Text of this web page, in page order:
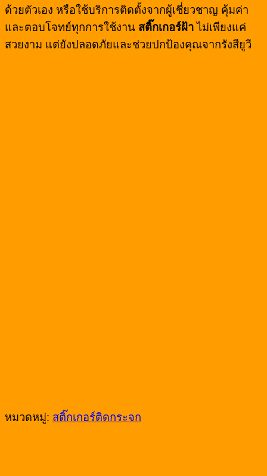
ด้วยตัวเอง หรือใช้บริการติดตั้งจากผู้เชี่ยวชาญ คุ้มค่า
และตอบโจทย์ทุกการใช้งาน สติ๊กเกอร์ฝ้าไม่เพียงแค่
สวยงาม แต่ยังปลอดภัยและช่วยปกป้องคุณจากรังสียูวี
หมวดหมู่: สติ๊กเกอร์ติดกระจก